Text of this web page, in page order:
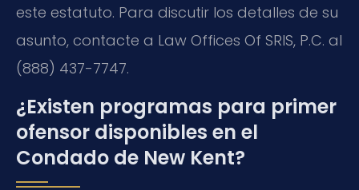
este estatuto. Para discutir los detalles de su
asunto, contacte a Law Offices Of SRIS, P.C. al
(888) 437-7747.
¿Existen programas para primer
ofensor disponibles en el
Condado de New Kent?